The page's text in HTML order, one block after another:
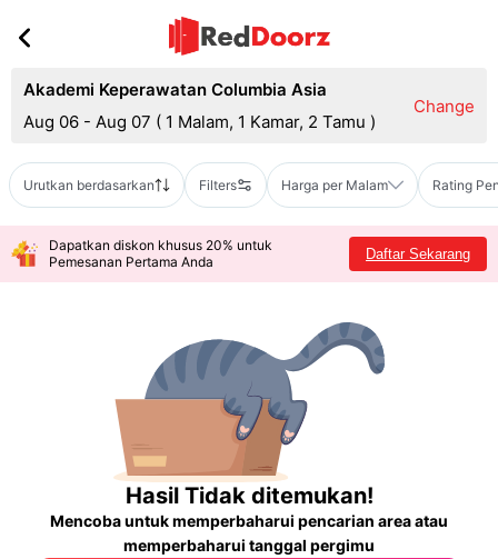
Akademi Keperawatan Columbia Asia
Aug 06 - Aug 07 ( 1 Malam, 1 Kamar, 2 Tamu )
Change
Urutkan berdasarkan Filters Harga per Malam Rating
Dapatkan diskon khusus 20% untuk
Pemesanan Pertama Anda
Daftar Sekarang
Hasil Tidak ditemukan!
Mencoba untuk memperbaharui pencarian area atau
memperbaharui tanggal pergimu